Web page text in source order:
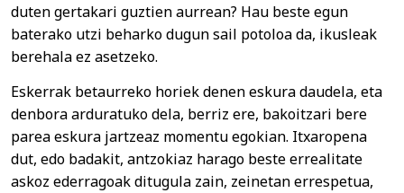
duten gertakari guztien aurrean? Hau beste egun
baterako utzi beharko dugun sail potoloa da, ikusleak
berehala ez asetzeko.
Eskerrak betaurreko horiek denen eskura daudela, eta
denbora arduratuko dela, berriz ere, bakoitzari bere
parea eskura jartzeaz momentu egokian. Itxaropena
dut, edo badakit, antzokiaz harago beste errealitate
askoz ederragoak ditugula zain, zeinetan errespetua,